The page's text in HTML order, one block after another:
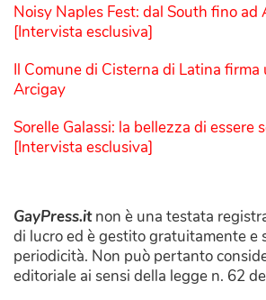
Noisy Naples Fest: dal South fino ad
[Intervista esclusiva]
Il Comune di Cisterna di Latina firma
Arcigay
Sorelle Galassi: la bellezza di essere
[Intervista esclusiva]
GayPress.itnon è una testata
di lucro ed è gestito gratuitamente e
periodicità. Non può pertanto
editoriale ai sensi della legge n. 62